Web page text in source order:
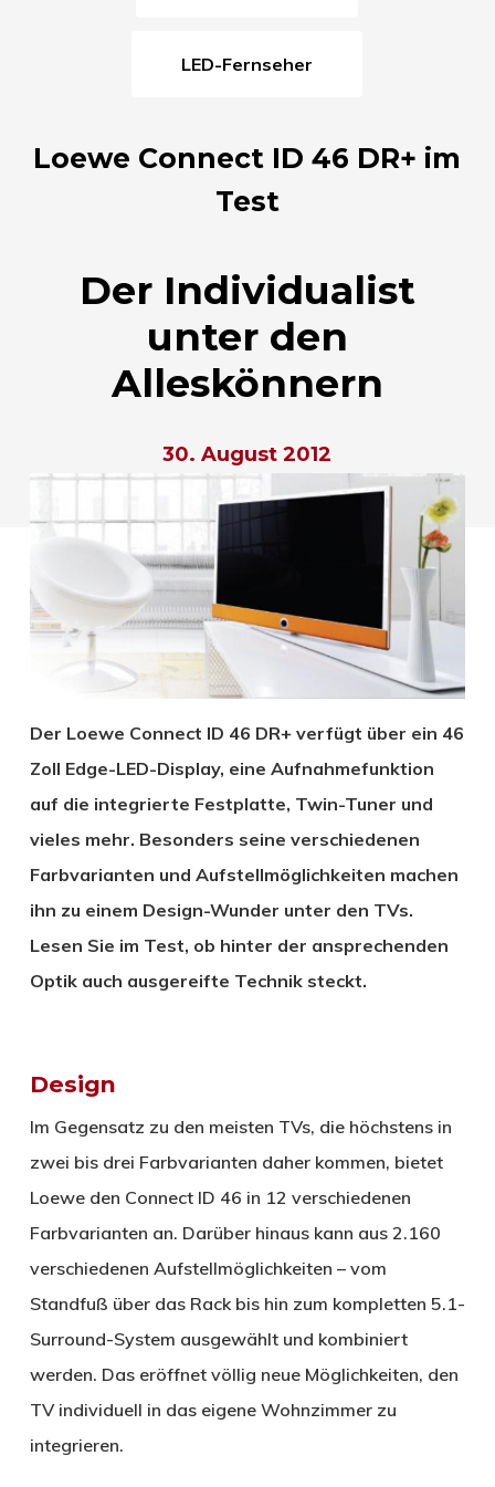
LED-Fernseher
Loewe Connect ID 46 DR+ im
Test
Der Individualist
unter den
Alleskönnern
30. August 2012
Der Loewe Connect ID 46 DR+ verfügt über ein 46
Zoll Edge-LED-Display, eine Aufnahmefunktion
auf die integrierte Festplatte, Twin-Tuner und
vieles mehr. Besonders seine verschiedenen
Farbvarianten und Aufstellmöglichkeiten machen
ihn zu einem Design-Wunder unter den TVs.
Lesen Sie im Test, ob hinter der ansprechenden
Optik auch ausgereifte Technik steckt.
Design
Im Gegensatz zu den meisten TVs, die höchstens in
zwei bis drei Farbvarianten daher kommen, bietet
Loewe den Connect ID 46 in 12 verschiedenen
Farbvarianten an. Darüber hinaus kann aus 2.160
verschiedenen Aufstellmöglichkeiten – vom
Standfuß über das Rack bis hin zum kompletten 5.1-
Surround-System ausgewählt und kombiniert
werden. Das eröffnet völlig neue Möglichkeiten, den
TV individuell in das eigene Wohnzimmer zu
integrieren.